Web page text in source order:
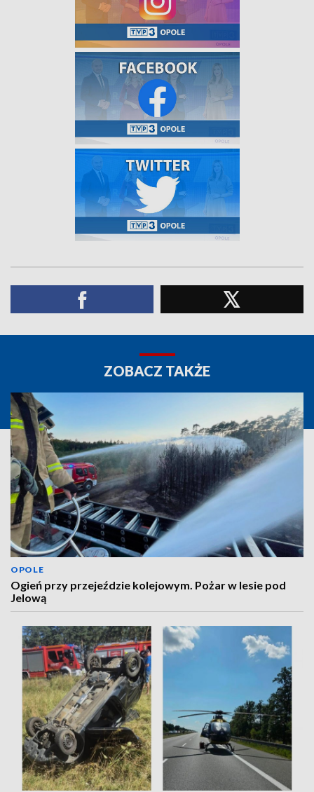
ZOBACZ TAKŻE
OPOLE
Ogień przy przejeździe kolejowym. Pożar w lesie pod
Jelową